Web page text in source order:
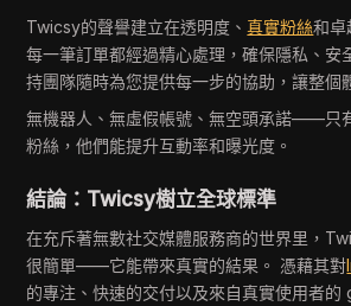
Twicsy的聲譽建立在透明度、真實粉絲和卓
每一筆訂單都經過精心處理，確保隱私、安
持團隊隨時為您提供每一步的協助，讓整個
無機器人、無虛假帳號、無空頭承諾——只
粉絲，他們能提升互動率和曝光度。
結論：Twicsy樹立全球標準
在充斥著無數社交媒體服務商的世界里，
很簡單——它能帶來真實的結果。 憑藉其對
的專注、快速的交付以及來自真實使用者的